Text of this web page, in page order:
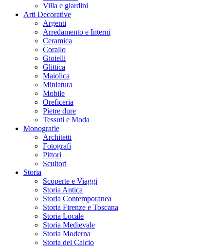
Villa e giardini
Arti Decorative
Argenti
Arredamento e Interni
Ceramica
Corallo
Gioielli
Glittica
Maiolica
Miniatura
Mobile
Oreficeria
Pietre dure
Tessuti e Moda
Monografie
Architetti
Fotografi
Pittori
Scultori
Storia
Scoperte e Viaggi
Storia Antica
Storia Contemporanea
Storia Firenze e Toscana
Storia Locale
Storia Medievale
Storia Moderna
Storia del Calcio